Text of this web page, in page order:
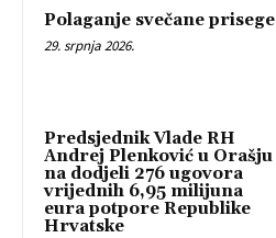
Polaganje svečane prisege
29. srpnja 2026.
Predsjednik Vlade RH
Andrej Plenković u Orašju
na dodjeli 276 ugovora
vrijednih 6,95 milijuna
eura potpore Republike
Hrvatske